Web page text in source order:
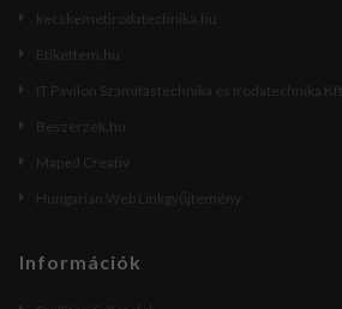
kecskemetirodatechnika.hu
Etikettem.hu
IT Pavilon Számítástechnika és Irodatechnika Kft.
Beszerzek.hu
Maped Creativ
Hungarian Web Linkgyűjtemény
Információk